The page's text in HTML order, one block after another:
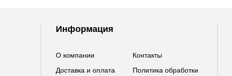
Информация
О компании
Доставка и оплата
Контакты
Политика обработки